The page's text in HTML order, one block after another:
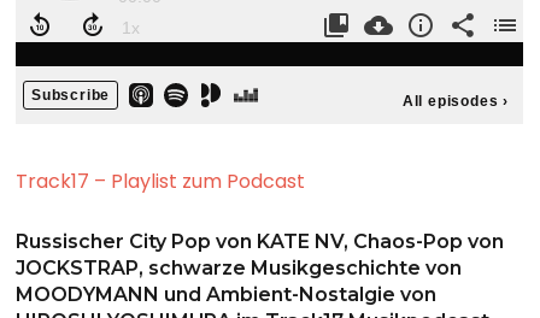
Track17 – Playlist zum Podcast
Russischer City Pop von KATE NV, Chaos-Pop von
JOCKSTRAP, schwarze Musikgeschichte von
MOODYMANN und Ambient-Nostalgie von